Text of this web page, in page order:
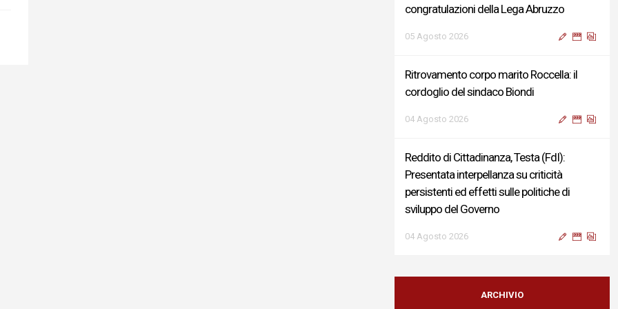
congratulazioni della Lega Abruzzo
05 Agosto 2026
Ritrovamento corpo marito Roccella: il
cordoglio del sindaco Biondi
04 Agosto 2026
Reddito di Cittadinanza, Testa (FdI):
Presentata interpellanza su criticità
persistenti ed effetti sulle politiche di
sviluppo del Governo
04 Agosto 2026
Sigismondi, Liris e Testa: “Profondo
cordoglio e vicinanza al Ministro Roccella e
ARCHIVIO